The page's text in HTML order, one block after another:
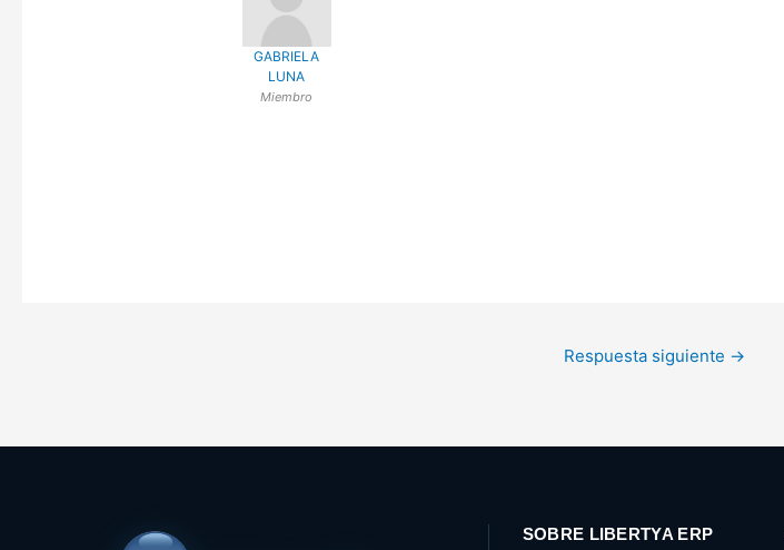
GABRIELA
LUNA
Miembro
Respuesta siguiente →
SOBRE LIBERTYA ERP